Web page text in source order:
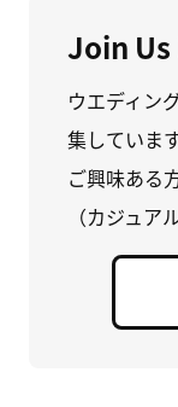
Join Us
ウエディン
集していま
ご興味ある
（カジュア